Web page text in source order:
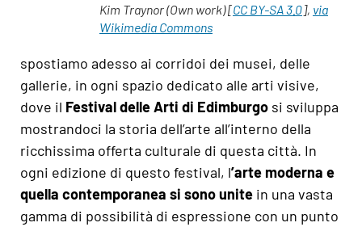
Kim Traynor (Own work) [CC BY-SA 3.0], via
Wikimedia Commons
spostiamo adesso ai corridoi dei musei, delle
gallerie, in ogni spazio dedicato alle arti visive,
dove il Festival delle Arti di Edimburgo si sviluppa
mostrandoci la storia dell’arte all’interno della
ricchissima offerta culturale di questa città. In
ogni edizione di questo festival, l’arte moderna e
quella contemporanea si sono unite in una vasta
gamma di possibilità di espressione con un punto